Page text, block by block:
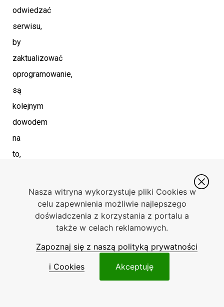
odwiedzać
serwisu,
by
zaktualizować
oprogramowanie,
są
kolejnym
dowodem
na
to,
postawiła
innowacyjność.
Tradycja
Nasza witryna wykorzystuje pliki Cookies w
celu zapewnienia możliwie najlepszego
doświadczenia z korzystania z portalu a
także w celach reklamowych.
Zapoznaj się z naszą polityką prywatności
i Cookies
Akceptuję